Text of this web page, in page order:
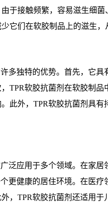
于接触频繁，容易滋生细
它们在软胶制品上的滋生，
多独特的优势。首先，它
TPR软胶抗菌剂在软胶制
此外，TPR软胶抗菌剂具有
泛应用于多个领域。在家
更健康的居住环境。在医
，TPR软胶抗菌剂还适用